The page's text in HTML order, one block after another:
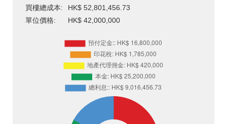
買樓總成本:
HK$ 52,801,456.73
單位價格:
HK$ 42,000,000